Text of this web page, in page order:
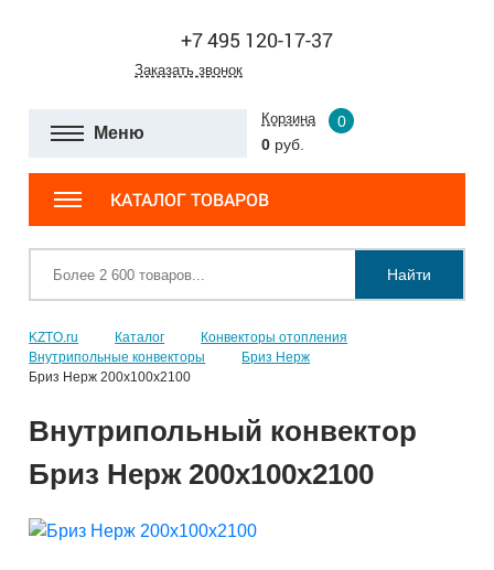
+7 495 120-17-37
Заказать звонок
Меню
Корзина
0
0 руб.
КАТАЛОГ ТОВАРОВ
Найти
KZTO.ru Каталог
Конвекторы отопления
Внутрипольные конвекторы
Бриз Нерж
Бриз Нерж 200х100х2100
Внутрипольный конвектор
Бриз Нерж 200х100х2100